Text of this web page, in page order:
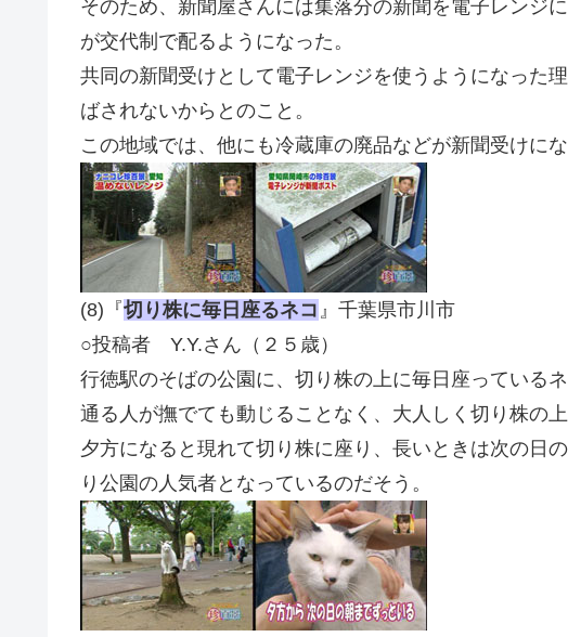
そのため、新聞屋さんには集落分の新聞を電子レンジ
が交代制で配るようになった。
共同の新聞受けとして電子レンジを使うようになった
ばされないからとのこと。
この地域では、他にも冷蔵庫の廃品などが新聞受けにな
(8)『切り株に毎日座るネコ 』千葉県市川市
○投稿者 Y.Y.さん（２５歳）
行徳駅のそばの公園に、切り株の上に毎日座っているネ
通る人が撫でても動じることなく、大人しく切り株の
夕方になると現れて切り株に座り、長いときは次の日
り公園の人気者となっているのだそう。